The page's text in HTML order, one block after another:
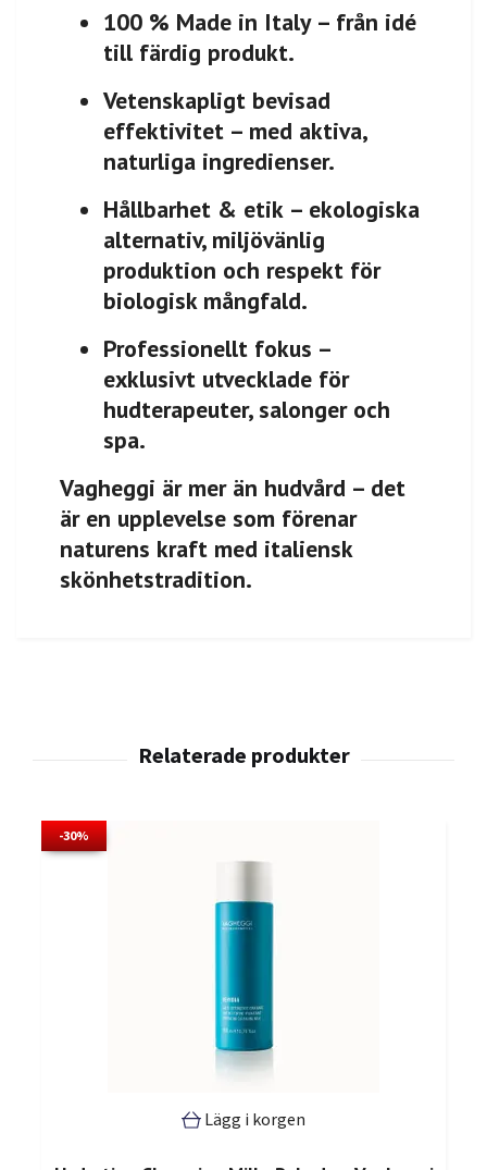
100 % Made in Italy– från idé
till färdig produkt.
Vetenskapligt bevisad
effektivitet – med aktiva,
naturliga ingredienser.
Hållbarhet & etik – ekologiska
alternativ, miljövänlig
produktion och respekt för
biologisk mångfald.
Professionellt fokus –
exklusivt utvecklade för
hudterapeuter, salonger och
spa.
Vagheggi är mer än hudvård – det
är en upplevelse som förenar
naturens kraft med italiensk
skönhetstradition.
-30%
Lägg i korgen